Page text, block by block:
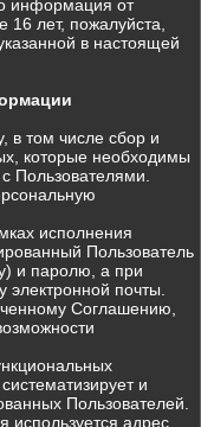
информация от
лет, пожалуйста,
в настоящей
в том числе сбор и
которые необходимы
Пользователями.
исполнения
Пользователь
и паролю, а при
электронной почты.
Соглашению,
и
Пользователей.
используется адрес